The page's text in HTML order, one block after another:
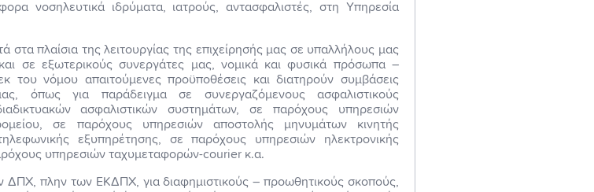
νοσηλευτικά ιδρύματα, ιατρούς, αντασφαλιστές, στη Υπηρεσία
πλαίσια της λειτουργίας της επιχείρησής μας σε υπαλλήλους μας
σε εξωτερικούς συνεργάτες μας, νομικά και φυσικά πρόσωπα –
του νόμου απαιτούμενες προϋποθέσεις και διατηρούν συμβάσεις
όπως για παράδειγμα σε συνεργαζόμενους ασφαλιστικούς
ασφαλιστικών συστημάτων, σε παρόχους υπηρεσιών
σε παρόχους υπηρεσιών αποστολής μηνυμάτων κινητής
εξυπηρέτησης, σε παρόχους υπηρεσιών ηλεκτρονικής
υπηρεσιών ταχυμεταφορών-courier κ.α.
ΔΠΧ, πλην των ΕΚΔΠΧ, για διαφημιστικούς – προωθητικούς σκοπούς,